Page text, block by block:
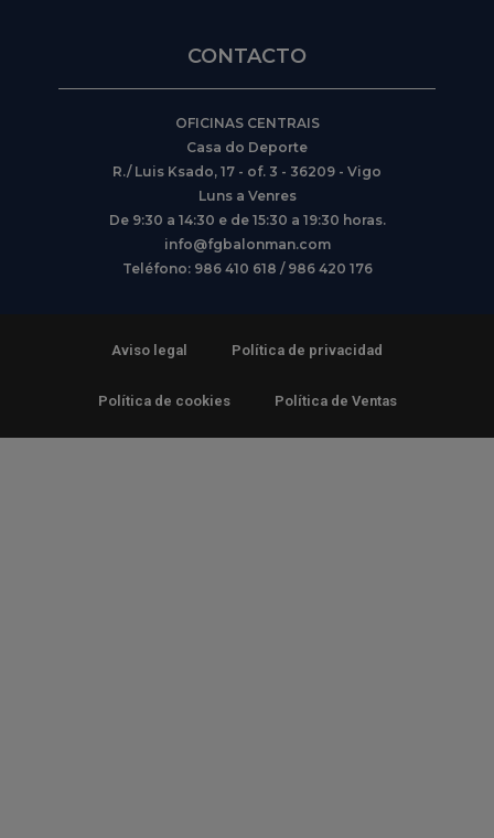
CONTACTO
OFICINAS CENTRAIS
Casa do Deporte
R./ Luis Ksado, 17 - of. 3 - 36209 - Vigo
Luns a Venres
De 9:30 a 14:30 e de 15:30 a 19:30 horas.
info@fgbalonman.com
Teléfono: 986 410 618 / 986 420 176
Aviso legal Política de privacidad
Política de cookies Política de Ventas